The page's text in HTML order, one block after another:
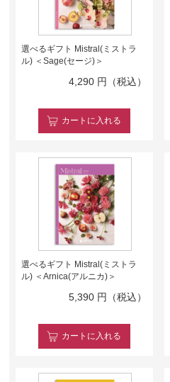
選べるギフト Mistral(ミストラ
ル) ＜Sage(セージ)＞
4,290 円（税込）
カート に入れる
選べるギフト Mistral(ミストラ
ル) ＜Arnica(アルニカ)＞
5,390 円（税込）
カート に入れる